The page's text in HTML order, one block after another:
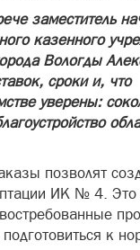
заместитель
казенного
Вологды
сроки и, что
уверены:
позволят
ИК № 4. Это
к